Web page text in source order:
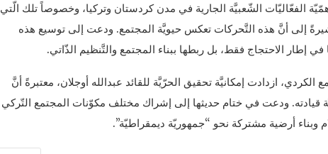
الفعّاليّات الشّعبيَّة الجارية في مدن كردستان وتركيا، وخصوصاً تلك الّتي
إلى أنَّ هذه التَّحركات تعكس حيويَّة المجتمع. ودعت إلى توسيع هذه
الاحتجاج فقط، بل ربطها ببناء المجتمع والتَّنظيم الذّاتي.
ازدادت إمكانيَّة تحقيق الحرّيَّة للقائد عبدالله أوجلان، معتبرةً أنَّ
قيادته. ودعت في ختام حديثها إلى إشراك مختلف مكوّنات المجتمع التّركي
أرضية مشتركة نحو “جمهوريّة ديمقراطيّة”.